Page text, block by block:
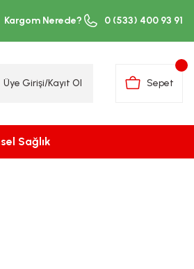
Kargom Nerede? 0 (533) 400 93 91
Üye Girişi/Kayıt Ol Sepet
Sağlık